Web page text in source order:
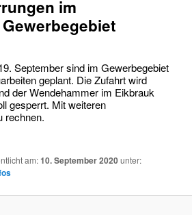
im
September sind im Gewerbegebiet
geplant. Die Zufahrt wird
der Wendehammer im Eikbrauk
gesperrt. Mit weiteren
rechnen.
am:10. September 2020unter: